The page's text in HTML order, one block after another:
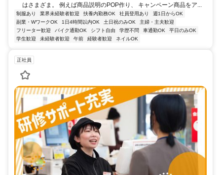
はさまざま。 例えば商品説明のPOP作り、 キャンペーン商品をア...
制服あり 業界未経験者歓迎 扶養内勤務OK 社員登用あり
週1日からOK
副業・WワークOK
1日4時間以内OK 土日祝のみOK
主婦・主夫歓迎
フリーター歓迎
バイク通勤OK シフト自由 学歴不問 車通勤OK
平日のみOK
学生歓迎
未経験者歓迎 午前 経験者歓迎 ネイルOK
正社員